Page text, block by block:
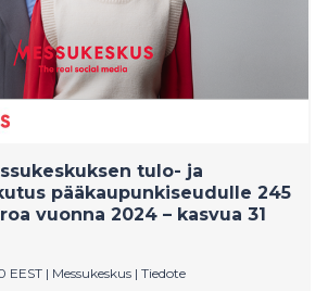
tulo- ja
pääkaupunkiseudulle 245
vuonna 2024 – kasvua 31
EEST | Messukeskus | Tiedote